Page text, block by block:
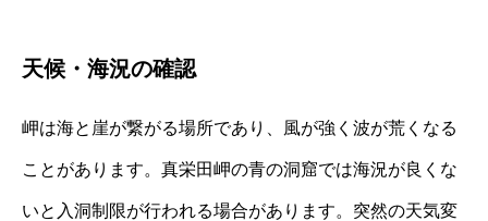
天候・海況の確認
岬は海と崖が繋がる場所であり、風が強く波が荒くなる
ことがあります。真栄田岬の青の洞窟では海況が良くな
いと入洞制限が行われる場合があります。突然の天気変